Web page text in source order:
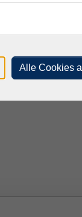
Alle Cookies